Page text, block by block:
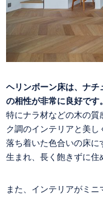
ヘリンボーン床は、ナチ
の相性が非常に良好です。
特にナラ材などの木の質
ク調のインテリアと美し
落ち着いた色合いの床
生まれ、長く飽きずに住
また、インテリアがミ